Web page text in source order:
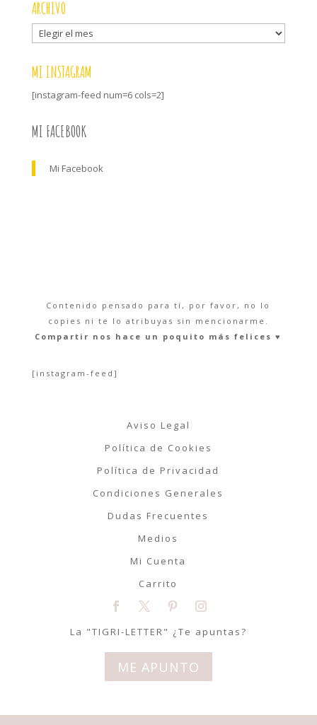
ARCHIVO
Archivo
MI INSTAGRAM
[instagram-feed num=6 cols=2]
MI FACEBOOK
Mi Facebook
Contenido pensado para tí, por favor, no lo
copies ni te lo atribuyas sin mencionarme.
Compartir nos hace un poquito más felices ♥︎
[instagram-feed]
Aviso Legal
Política de Cookies
Política de Privacidad
Condiciones Generales
Dudas Frecuentes
Medios
Mi Cuenta
Carrito
La "TIGRI-LETTER" ¿Te apuntas?
ME APUNTO